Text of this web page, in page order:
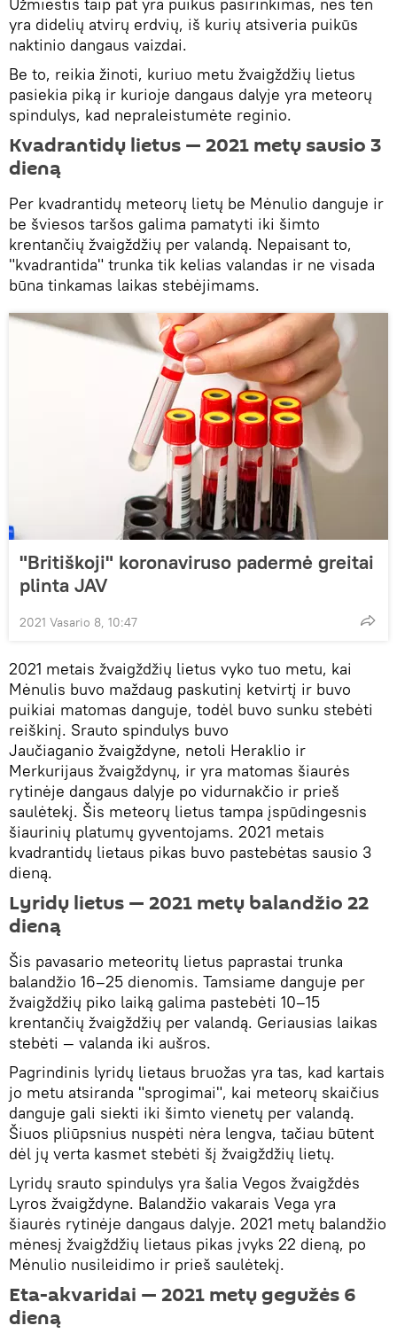
yra didelių atvirų erdvių, iš kurių atsiveria puikūs
naktinio dangaus vaizdai.
Be to, reikia žinoti, kuriuo metu žvaigždžių lietus
pasiekia piką ir kurioje dangaus dalyje yra meteorų
spindulys, kad nepraleistumėte reginio.
Kvadrantidų lietus — 2021 metų sausio 3
dieną
Per kvadrantidų meteorų lietų be Mėnulio danguje ir
be šviesos taršos galima pamatyti iki šimto
krentančių žvaigždžių per valandą. Nepaisant to,
"kvadrantida" trunka tik kelias valandas ir ne visada
būna tinkamas laikas stebėjimams.
"Britiškoji" koronaviruso padermė greitai
plinta JAV
2021 Vasario 8, 10:47
2021 metais žvaigždžių lietus vyko tuo metu, kai
Mėnulis buvo maždaug paskutinį ketvirtį ir buvo
puikiai matomas danguje, todėl buvo sunku stebėti
reiškinį. Srauto spindulys buvo
Jaučiaganio žvaigždyne, netoli Heraklio ir
Merkurijaus žvaigždynų, ir yra matomas šiaurės
rytinėje dangaus dalyje po vidurnakčio ir prieš
saulėtekį. Šis meteorų lietus tampa įspūdingesnis
šiaurinių platumų gyventojams. 2021 metais
kvadrantidų lietaus pikas buvo pastebėtas sausio 3
dieną.
Lyridų lietus — 2021 metų balandžio 22
dieną
Šis pavasario meteoritų lietus paprastai trunka
balandžio 16–25 dienomis. Tamsiame danguje per
žvaigždžių piko laiką galima pastebėti 10–15
krentančių žvaigždžių per valandą. Geriausias laikas
stebėti — valanda iki aušros.
Pagrindinis lyridų lietaus bruožas yra tas, kad kartais
jo metu atsiranda "sprogimai", kai meteorų skaičius
danguje gali siekti iki šimto vienetų per valandą.
Šiuos pliūpsnius nuspėti nėra lengva, tačiau būtent
dėl jų verta kasmet stebėti šį žvaigždžių lietų.
Lyridų srauto spindulys yra šalia Vegos žvaigždės
Lyros žvaigždyne. Balandžio vakarais Vega yra
šiaurės rytinėje dangaus dalyje. 2021 metų balandžio
mėnesį žvaigždžių lietaus pikas įvyks 22 dieną, po
Mėnulio nusileidimo ir prieš saulėtekį.
Eta-akvaridai — 2021 metų gegužės 6
dieną